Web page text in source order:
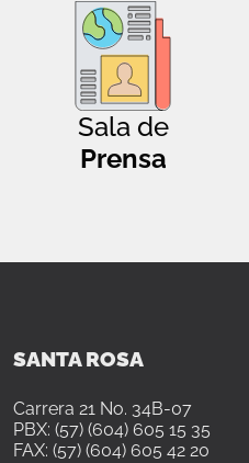
Sala de
Prensa
SANTA ROSA
Carrera 21 No. 34B-07
PBX: (57) (604) 605 15 35
FAX: (57) (604) 605 42 20